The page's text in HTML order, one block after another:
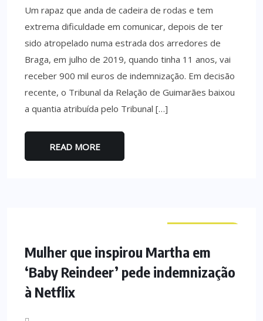
Um rapaz que anda de cadeira de rodas e tem
extrema dificuldade em comunicar, depois de ter
sido atropelado numa estrada dos arredores de
Braga, em julho de 2019, quando tinha 11 anos, vai
receber 900 mil euros de indemnização. Em decisão
recente, o Tribunal da Relação de Guimarães baixou
a quantia atribuída pelo Tribunal […]
READ MORE
Mulher que inspirou Martha em
‘Baby Reindeer’ pede indemnização
à Netflix